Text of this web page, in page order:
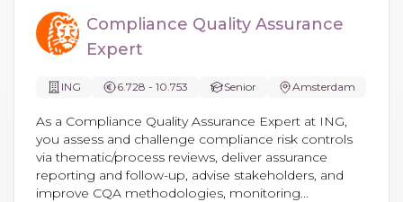
Compliance Quality Assurance
Expert
ING 6.728 - 10.753 Senior Amsterdam
As a Compliance Quality Assurance Expert at ING,
you assess and challenge compliance risk controls
via thematic/process reviews, deliver assurance
reporting and follow-up, advise stakeholders, and
improve CQA methodologies, monitoring...